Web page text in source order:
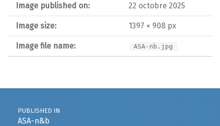
Image published on: 22 octobre 2025
Image size: 1397 × 908 px
Image file name: ASA-nb.jpg
Post navigation
PUBLISHED IN
ASA-n&b